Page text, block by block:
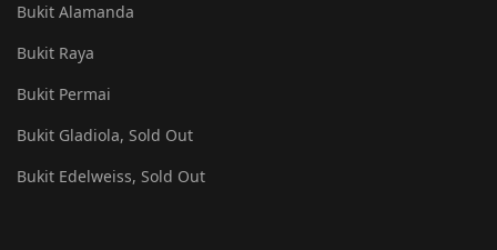
Bukit Alamanda
Bukit Raya
Bukit Permai
Bukit Gladiola, Sold Out
Bukit Edelweiss, Sold Out